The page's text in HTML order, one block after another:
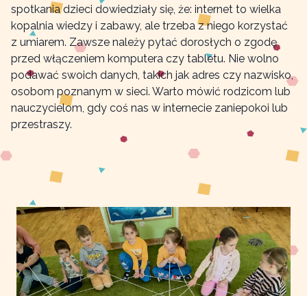
spotkania dzieci dowiedziały się, że: internet to wielka
kopalnia wiedzy i zabawy, ale trzeba z niego korzystać
z umiarem. Zawsze należy pytać dorosłych o zgodę
przed włączeniem komputera czy tabletu. Nie wolno
podawać swoich danych, takich jak adres czy nazwisko,
osobom poznanym w sieci. Warto mówić rodzicom lub
nauczycielom, gdy coś nas w internecie zaniepokoi lub
przestraszy.